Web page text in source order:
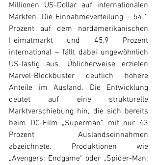
Millionen US-Dollar auf internationalen
Märkten. Die Einnahmeverteilung – 54,1
Prozent auf dem nordamerikanischen
Heimatmarkt und 45,9 Prozent
international – fällt dabei ungewöhnlich
US-lastig aus. Üblicherweise erzielen
Marvel-Blockbuster deutlich höhere
Anteile im Ausland. Die Entwicklung
deutet auf eine strukturelle
Marktverschiebung hin, die sich bereits
beim DC-Film „Superman“ mit nur 43
Prozent Auslandseinnahmen
abzeichnete. Produktionen wie
„Avengers: Endgame“ oder „Spider-Man: